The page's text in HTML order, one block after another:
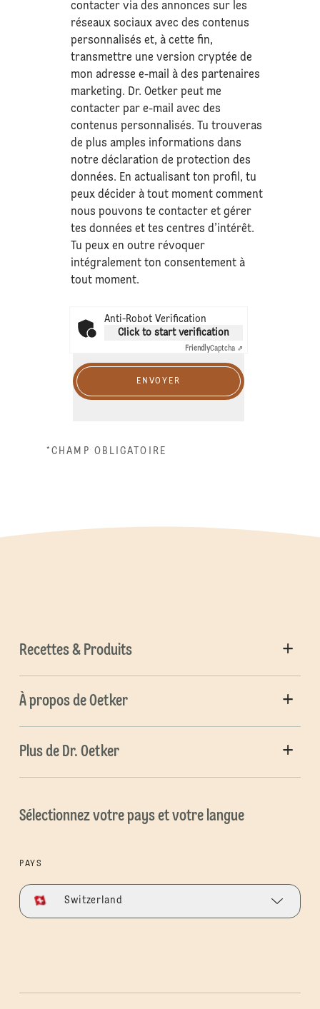
contacter via des annonces sur les
réseaux sociaux avec des contenus
personnalisés et, à cette fin,
transmettre une version cryptée de
mon adresse e-mail à des partenaires
marketing. Dr. Oetker peut me
contacter par e-mail avec des
contenus personnalisés. Tu trouveras
de plus amples informations dans
notre déclaration deprotection des
données. En actualisant ton profil, tu
peux décider à tout moment comment
nous pouvons te contacter et gérer
tes données et tes centres d’intérêt.
Tu peux en outre révoquer
intégralement ton consentement à
tout moment.
Anti-Robot Verification
Click to start verification
FriendlyCaptcha ⇗
ENVOYER
*CHAMP OBLIGATOIRE
Recettes & Produits
À propos de Oetker
Plus de Dr. Oetker
Sélectionnez votre pays et votre langue
PAYS
Switzerland